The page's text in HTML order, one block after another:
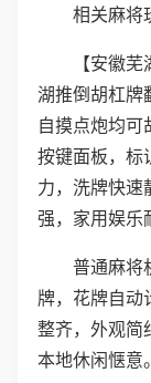
相关麻将
【安徽
湖推倒胡杠牌
自摸点炮均可
按键面板，标
力，洗牌快速
强，家用娱乐
普通麻将
牌，花牌自动
整齐，外观简
本地休闲惬意。